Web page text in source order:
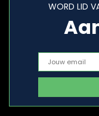
WORD LID